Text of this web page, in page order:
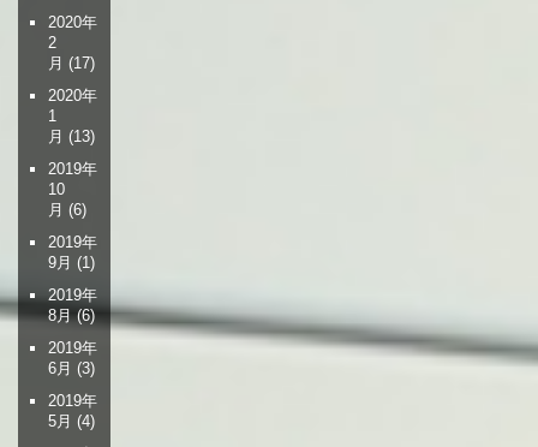
2020年
2
月 (17)
2020年
1
月 (13)
2019年
10
月 (6)
2019年
9月 (1)
2019年
8月(6)
2019年
6月 (3)
2019年
5月 (4)